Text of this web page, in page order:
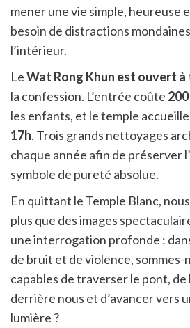
mener une vie simple, heureuse
besoin de distractions
l’intérieur.
LeWat Rong Khun est ouvert à
la confession. L’entrée coûte
les enfants, et le temple
17h. Trois grands nettoyages
chaque année afin de préserver
symbole de pureté absolue.
En quittant le Temple Blanc,
plus que des images
une interrogation profonde :
de bruit et de violence, sommes-
capables de traverser le pont, de
derrière nous et d’avancer vers
lumière ?